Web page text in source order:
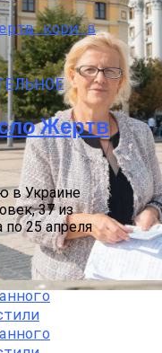
На Тарифы
На Кону
На Гаити:
Безнадежной
Украинка,
Казахстана
Жертв
в Украине
37 из
по 25 апреля